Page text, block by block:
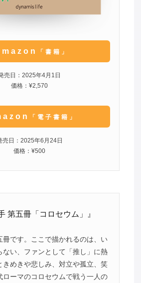
「書籍」
売日：2025年4月1日
価格：¥2,570
「電子書籍」
売日：2025年6月24日
価格：¥500
第五冊「コロセウム」』
冊です。ここで描かれるのは、い
ない、ファンとして「推し」に熱
きめきや悲しみ、対立や孤立、笑
ローマのコロセウムで戦う一人の